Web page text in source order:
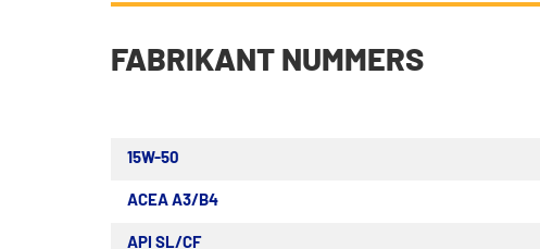
FABRIKANT NUMMERS
15W-50
ACEA A3/B4
API SL/CF